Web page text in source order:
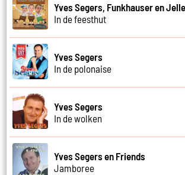
Yves Segers, Funkhauser en
In de feesthut
Yves Segers
In de polonaise
Yves Segers
In de wolken
Yves Segers en Friends
Jamboree